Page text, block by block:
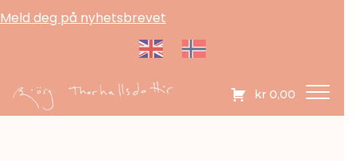
Meld deg på nyhetsbrevet
kr 0,00